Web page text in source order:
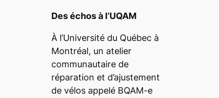
Des échos à l’UQAM
À l’Université du Québec à
Montréal, un atelier
communautaire de
réparation et d’ajustement
de vélos appelé BQAM-e